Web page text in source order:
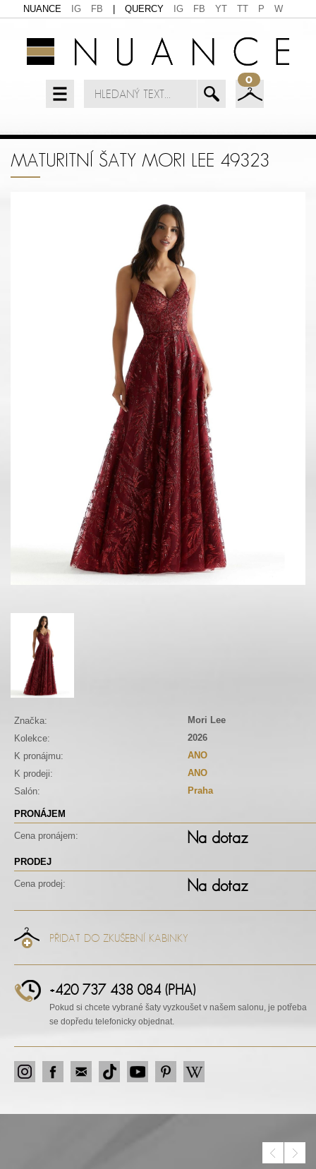
NUANCE IG FB QUERCY IG FB YT TT P W
0
MATURITNÍ ŠATY MORI LEE 49323
Značka:
Mori Lee
Kolekce:
2026
K pronájmu:
ANO
K prodeji:
ANO
Salón:
Praha
PRONÁJEM
Cena pronájem: Na dotaz
PRODEJ
Cena prodej: Na dotaz
PŘIDAT DO ZKUŠEBNÍ KABINKY
+420 737 438 084 (PHA)
Pokud si chcete vybrané šaty vyzkoušet v našem salonu, je potřeba
se dopředu telefonicky objednat.